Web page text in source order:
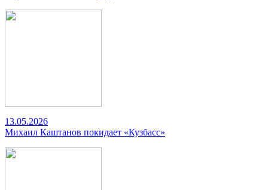
13.05.2026
Михаил Каштанов покидает «Кузбасс»